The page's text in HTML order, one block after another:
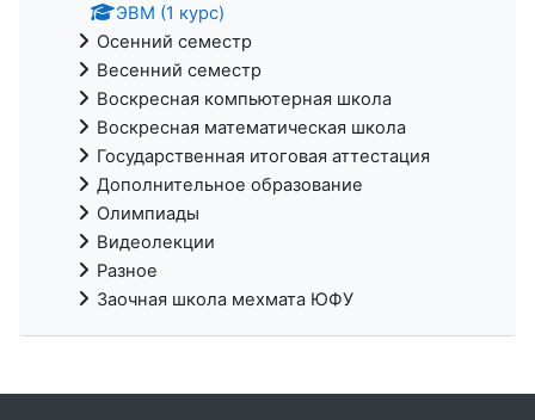
ЭВМ (1 курс)
Осенний семестр
Весенний семестр
Воскресная компьютерная школа
Воскресная математическая школа
Государственная итоговая аттестация
Дополнительное образование
Олимпиады
Видеолекции
Разное
Заочная школа мехмата ЮФУ